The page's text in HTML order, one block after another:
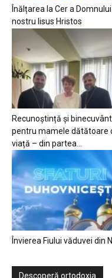
Înălțarea la Cer a Domnului
nostru Iisus Hristos
Recunoștință și
pentru mamele dătătoare
viață – din partea...
Învierea Fiului văduvei din
Descoperă ortodoxia